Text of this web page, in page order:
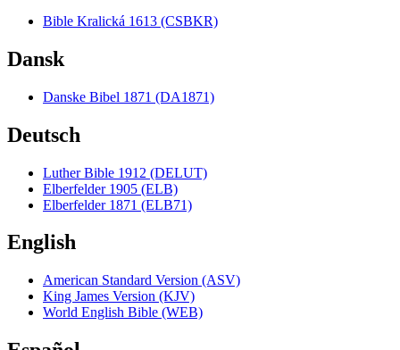
Bible Kralická 1613 (CSBKR)
Dansk
Danske Bibel 1871 (DA1871)
Deutsch
Luther Bible 1912 (DELUT)
Elberfelder 1905 (ELB)
Elberfelder 1871 (ELB71)
English
American Standard Version (ASV)
King James Version (KJV)
World English Bible (WEB)